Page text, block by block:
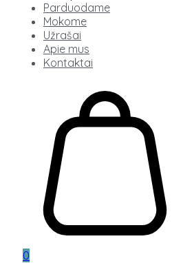
Parduodame
Mokome
Užrašai
Apie mus
Kontaktai
0